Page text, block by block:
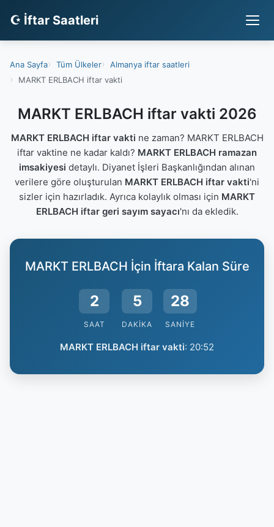
☪ İftar Saatleri
Ana Sayfa Tüm Ülkeler
Almanya iftar saatleri
MARKT ERLBACH iftar vakti
MARKT ERLBACH iftar vakti 2026
MARKT ERLBACH iftar vakti ne zaman? MARKT ERLBACH
iftar vaktine ne kadar kaldı? MARKT ERLBACH ramazan
imsakiyesi detaylı. Diyanet İşleri Başkanlığından alınan
verilere göre oluşturulan MARKT ERLBACH iftar vakti'ni
sizler için hazırladık. Ayrıca kolaylık olması için MARKT
ERLBACH iftar geri sayım sayacı'nı da ekledik.
MARKT ERLBACH İçin İftara Kalan Süre
2
SAAT
5
DAKIKA
27
SANIYE
MARKT ERLBACH iftar vakti: 20:52